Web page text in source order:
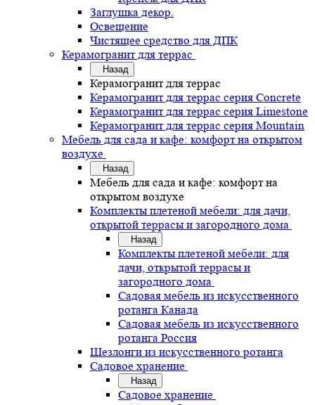
Заглушка декор.
Освещение
Чистящее средство для ДПК
Керамогранит для террас
Назад
Керамогранит для террас
Керамогранит для террас серия Concrete
Керамогранит для террас серия Limestone
Керамогранит для террас серия Mountain
Мебель для сада и кафе: комфорт на открытом
воздухе
Назад
Мебель для сада и кафе: комфорт на
открытом воздухе
Комплекты плетеной мебели: для дачи,
открытой террасы и загородного дома
Назад
Комплекты плетеной мебели: для
дачи, открытой террасы и
загородного дома
Садовая мебель из искусственного
ротанга Канада
Садовая мебель из искусственного
ротанга Россия
Шезлонги из искусственного ротанга
Садовое хранение
Назад
Садовое хранение